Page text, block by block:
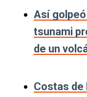
Así golpeó
tsunami
de un
Costas de